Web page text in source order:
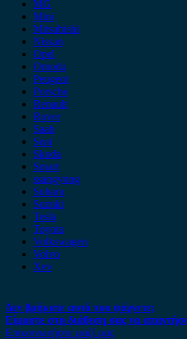
MG
Mini
Mitsubishi
Nissan
Opel
Omoda
Peugeot
Porsche
Renault
Rover
Saab
Seat
Skoda
Smart
ssangyong
Subaru
Suzuki
Tesla
Toyota
Volkswagen
Volvo
Xev
Δεν βρήκατε αυτό που ψάχνετε;
Είμαστε στη διάθεση σας να
Επικοινωνήστε μαζί μας